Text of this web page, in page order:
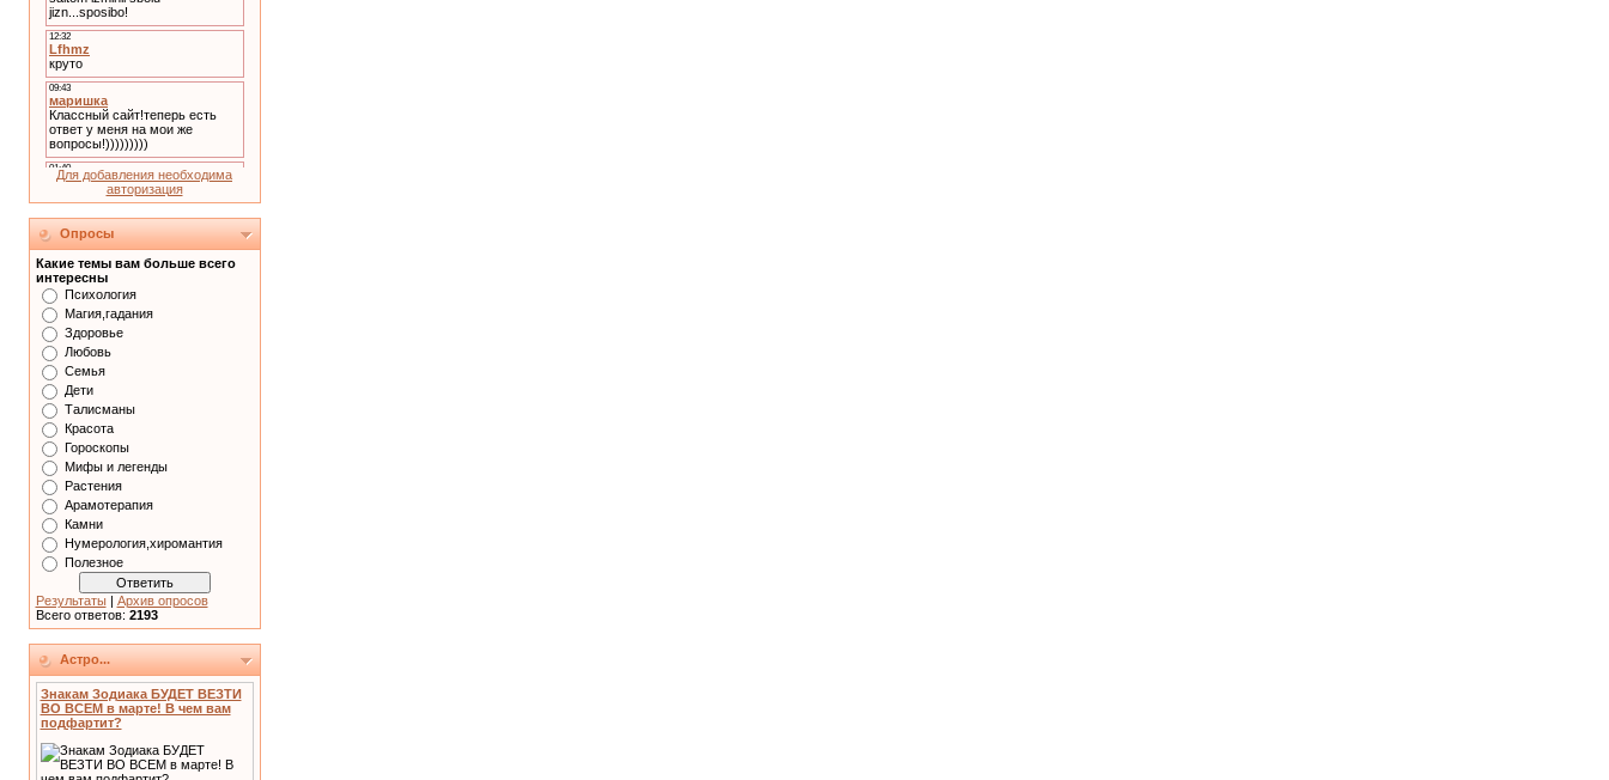
Для добавления необходима
авторизация
Опросы
Какие темы вам больше всего
интересны
Психология
Магия,гадания
Здоровье
Любовь
Семья
Дети
Талисманы
Красота
Гороскопы
Мифы и легенды
Растения
Арамотерапия
Камни
Нумерология,хиромантия
Полезное
Результаты| Архив опросов
Всего ответов: 2193
Астро...
Знакам Зодиака БУДЕТ ВЕЗТИ
ВО ВСЕМ в марте! В чем вам
подфартит?